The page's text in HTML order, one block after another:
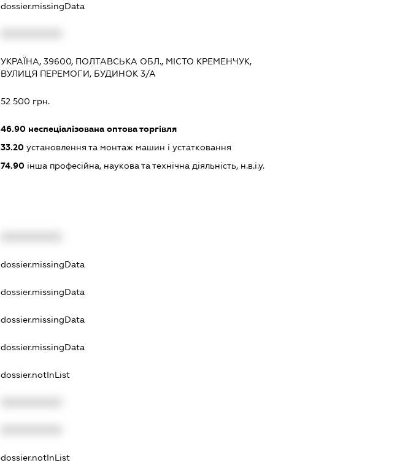
dossier.missingData
УКРАЇНА, 39600, ПОЛТАВСЬКА ОБЛ., МІСТО КРЕМЕНЧУК,
ВУЛИЦЯ ПЕРЕМОГИ, БУДИНОК 3/А
52 500 грн.
46.90неспеціалізована оптова торгівля
33.20установлення та монтаж машин і устатковання
74.90інша професійна, наукова та технічна діяльність, н.в.і.у.
dossier.missingData
dossier.missingData
dossier.missingData
dossier.missingData
dossier.notInList
dossier.notInList